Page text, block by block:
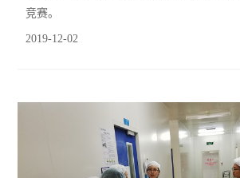
竞赛。
2019-12-02